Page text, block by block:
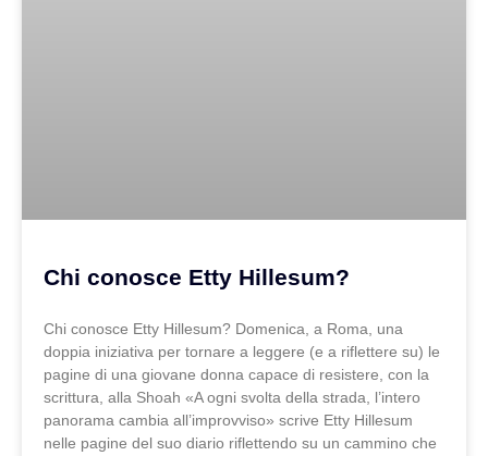
Chi conosce Etty Hillesum?
Chi conosce Etty Hillesum? Domenica, a Roma, una
doppia iniziativa per tornare a leggere (e a riflettere su) le
pagine di una giovane donna capace di resistere, con la
scrittura, alla Shoah «A ogni svolta della strada, l’intero
panorama cambia all’improvviso» scrive Etty Hillesum
nelle pagine del suo diario riflettendo su un cammino che